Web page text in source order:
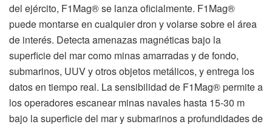
del ejército, F1Mag® se lanza oficialmente. F1Mag®
puede montarse en cualquier dron y volarse sobre el área
de interés. Detecta amenazas magnéticas bajo la
superficie del mar como minas amarradas y de fondo,
submarinos, UUV y otros objetos metálicos, y entrega los
datos en tiempo real. La sensibilidad de F1Mag® permite a
los operadores escanear minas navales hasta 15-30 m
bajo la superficie del mar y submarinos a profundidades de